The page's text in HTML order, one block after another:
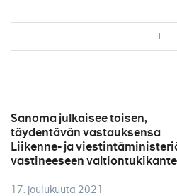
1
Sanoma julkaisee toisen,
täydentävän vastauksensa
Liikenne- ja
vastineeseen
17. joulukuuta 2021